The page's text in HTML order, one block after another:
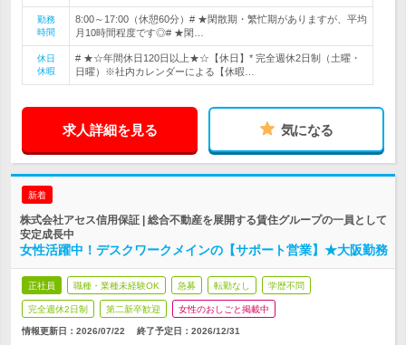
勤務
時間
8:00～17:00（休憩60分）# ★閑散期・繁忙期がありますが、平均
月10時間程度です◎# ★閑…
休日
休暇
# ★☆年間休日120日以上★☆【休日】* 完全週休2日制（土曜・
日曜）※社内カレンダーによる【休暇…
求人詳細を見る 気になる
新着
株式会社アセス信用保証 | 総合不動産を展開する賃住グループの一員として
安定成長中
女性活躍中！デスクワークメインの【サポート営業】★大阪勤務
正社員 職種・業種未経験OK 急募 転勤なし 学歴不問
完全週休2日制 第二新卒歓迎 女性のおしごと掲載中
情報更新日：2026/07/22 終了予定日： 2026/12/31